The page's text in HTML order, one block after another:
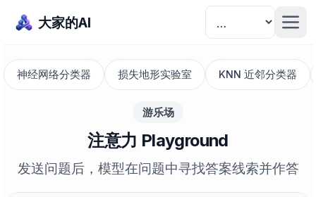
大家的AI
神经网络分类器 损失地形实验室 KNN 近邻分类器
游乐场
注意力 Playground
发送问题后，模型在问题中寻找答案线索并作答